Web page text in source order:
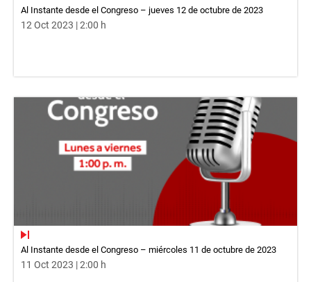
Al Instante desde el Congreso – jueves 12 de octubre de 2023
12 Oct 2023 | 2:00 h
Al Instante desde el Congreso – miércoles 11 de octubre de 2023
11 Oct 2023 | 2:00 h